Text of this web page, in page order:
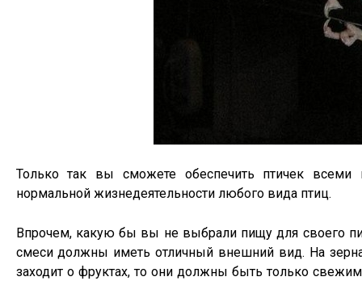
Только так вы сможете обеспечить птичек
нормальной жизнедеятельности любого вида птиц.
Впрочем, какую бы вы не выбрали пищу для своего
смеси должны иметь отличный внешний вид. На
заходит о фруктах, то они должны быть только